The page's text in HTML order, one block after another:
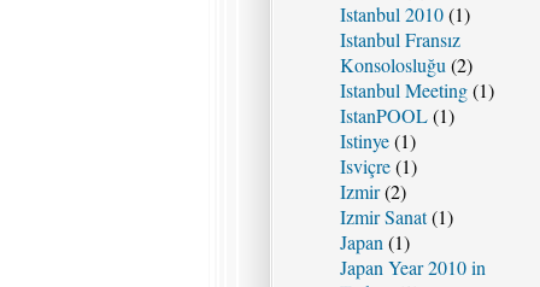
Istanbul 2010(1)
Istanbul Fransız
Konsolosluğu (2)
Istanbul Meeting(1)
IstanPOOL(1)
Istinye(1)
Isviçre(1)
Izmir(2)
Izmir Sanat(1)
Japan (1)
Japan Year 2010 in